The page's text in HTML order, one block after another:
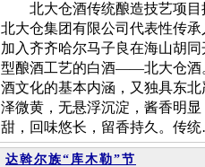
北大仓酒传统酿造技艺项目
北大仓集团有限公司代表性传
加入齐齐哈尔马子良在海山胡
型酿酒工艺的白酒——北大仓酒
酒文化的基本内涵，又独具东
泽微黄，无悬浮沉淀，酱香明
甜，回味悠长，留香持久。传
达斡尔族“库木勒”节